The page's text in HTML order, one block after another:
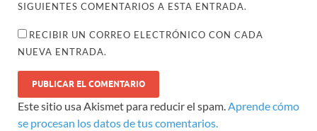
SIGUIENTES COMENTARIOS A ESTA ENTRADA.
RECIBIR UN CORREO ELECTRÓNICO CON CADA
NUEVA ENTRADA.
Este sitio usa Akismet para reducir el spam.Aprende cómo
se procesan los datos de tus comentarios.